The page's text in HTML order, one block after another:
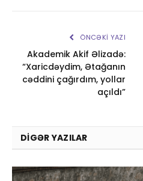
ÖNCƏKI YAZI
Akademik Akif Əlizadə:
“Xaricdəydim, Ətağanın
cəddini çağırdım, yollar
açıldı”
DIGƏR YAZILAR